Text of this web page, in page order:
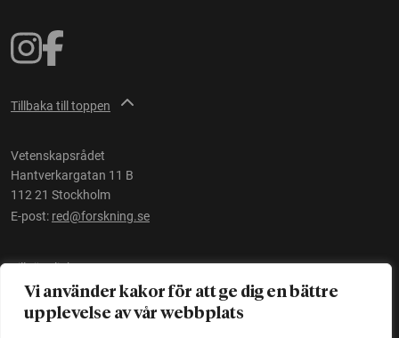
Vi använder kakor för att ge dig en bättre
upplevelse av vår webbplats
Tillbaka till toppen
Vetenskapsrådet
Hantverkargatan 11 B
112 21 Stockholm
E-post: red@forskning.se
Tillgänglighet
Ett initiativ avVetenskapsrådet